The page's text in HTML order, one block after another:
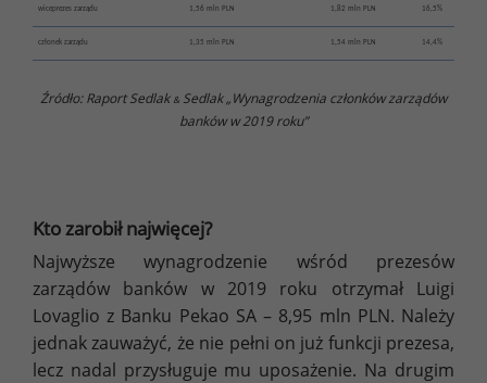
wiceprezes zarządu 1,56 mln PLN 1,82 mln PLN 16,5%
członek zarządu 1,35 mln PLN 1,54 mln PLN 14,4%
Źródło: Raport Sedlak & Sedlak „Wynagrodzenia członków zarządów
banków w 2019 roku”
Kto zarobił najwięcej?
Najwyższe wynagrodzenie wśród prezesów
zarządów banków w 2019 roku otrzymał Luigi
Lovaglio z Banku Pekao SA – 8,95 mln PLN. Należy
jednak zauważyć, że nie pełni on już funkcji prezesa,
lecz nadal przysługuje mu uposażenie. Na drugim